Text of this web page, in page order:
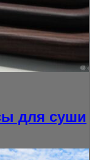
для суши